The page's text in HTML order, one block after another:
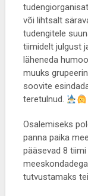
või lihtsalt
tudengitele
tiimidelt julgust
läheneda
muuks
soovite
teretulnud.
Osalemiseks
panna paika
pääsevad 8
tutvustamaks